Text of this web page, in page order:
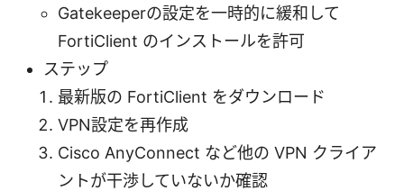
Gatekeeperの設定を一時的に緩和して
FortiClient のインストールを許可
ステップ
最新版の FortiClient をダウンロード
VPN設定を再作成
Cisco AnyConnect など他の VPN クライア
ントが干渉していないか確認